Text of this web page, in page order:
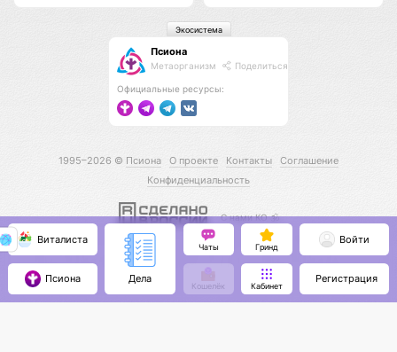
Псиона
Метаорганизм Поделиться
Официальные ресурсы:
Экосистема
1995–2026 © Псиона О проекте Контакты
Соглашение
Конфиденциальность
С нами КО 🕉️
Виталиста
Псиона Дела
Чаты Гринд
Кошелёк Кабинет
Войти
Регистрация